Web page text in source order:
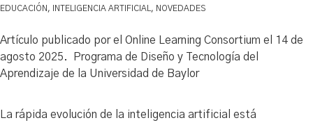
EDUCACIÓN , INTELIGENCIA ARTIFICIAL , NOVEDADES
Artículo publicado por el Online Learning Consortium el 14 de
agosto 2025. Programa de Diseño y Tecnología del
Aprendizaje de la Universidad de Baylor
La rápida evolución de la inteligencia artificial está